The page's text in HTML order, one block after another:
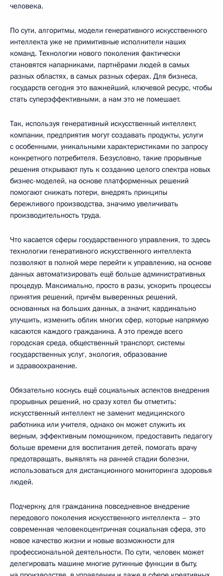
человека.
По сути, алгоритмы, модели генеративного искусственного
интеллекта уже не примитивные исполнители наших
команд. Технологии нового поколения фактически
становятся напарниками, партнёрами людей в самых
разных областях, в самых разных сферах. Для бизнеса,
государств сегодня это важнейший, ключевой ресурс, чтобы
стать суперэффективными, а нам это не помешает.
Так, используя генеративный искусственный интеллект,
компании, предприятия могут создавать продукты, услуги
с особенными, уникальными характеристиками по запросу
конкретного потребителя. Безусловно, такие прорывные
решения открывают путь к созданию целого спектра новых
бизнес-моделей, на основе платформенных решений
помогают снижать потери, внедрять принципы
бережливого производства, значимо увеличивать
производительность труда.
Что касается сферы государственного управления, то здесь
технологии генеративного искусственного интеллекта
позволяют в полной мере перейти к управлению, на основе
данных автоматизировать ещё больше административных
процедур. Максимально, просто в разы, ускорить процессы
принятия решений, причём выверенных решений,
основанных на больших данных, а значит, кардинально
улучшить, изменить облик многих сфер, которые напрямую
касаются каждого гражданина. А это прежде всего
городская среда, общественный транспорт, системы
государственных услуг, экология, образование
и здравоохранение.
Обязательно коснусь ещё социальных аспектов внедрения
прорывных решений, но сразу хотел бы отметить:
искусственный интеллект не заменит медицинского
работника или учителя, однако он может служить их
верным, эффективным помощником, предоставить педагогу
больше времени для воспитания детей, помогать врачу
предотвращать, выявлять на ранней стадии болезни,
использоваться для дистанционного мониторинга здоровья
людей.
Подчеркну, для гражданина повседневное внедрение
передового поколения искусственного интеллекта – это
современная человекоцентричная социальная сфера, это
новое качество жизни и новые возможности для
профессиональной деятельности. По сути, человек может
делегировать машине многие рутинные функции в быту,